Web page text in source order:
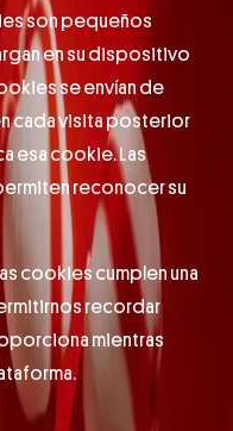
son pequeños
en su dispositivo
se envían de
cada visita posterior
esa cookie. Las
reconocer su
cookies cumplen una
recordar
mientras